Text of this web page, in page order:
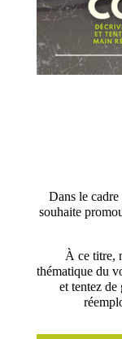
Dans le
souhaite
À ce titre,
thématique du
et tentez de